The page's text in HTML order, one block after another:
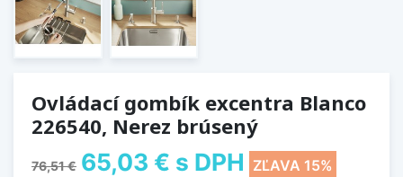
Ovládací gombík excentra Blanco
226540, Nerez brúsený
76,51 € 65,03 € s DPH ZĽAVA 15%